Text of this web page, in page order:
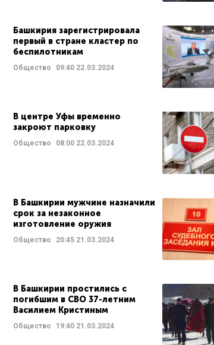
Башкирия зарегистрировала
первый в стране кластер по
беспилотникам
Общество 09:40 22.03.2024
В центре Уфы временно
закроют парковку
Общество 08:00 22.03.2024
В Башкирии мужчине назначили
срок за незаконное
изготовление оружия
Общество 20:45 21.03.2024
В Башкирии простились с
погибшим в СВО 37-летним
Василием Кристиным
Общество 19:40 21.03.2024